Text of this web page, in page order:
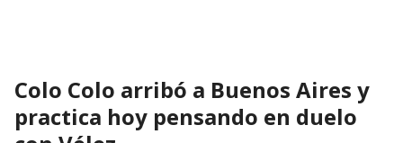
Colo Colo arribó a Buenos Aires y
practica hoy pensando en duelo